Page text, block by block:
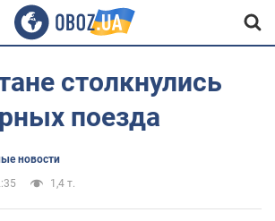
столкнулись
поезда
новости
1,4 т.